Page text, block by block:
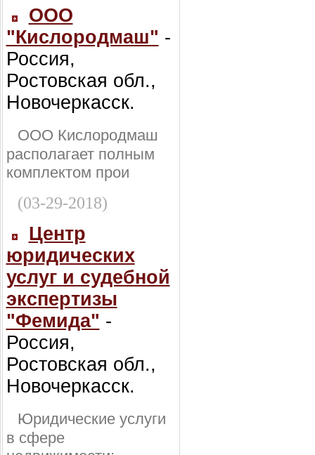
ООО
"Кислородмаш" -
Россия,
Ростовская обл.,
Новочеркасск.
ООО Кислородмаш
располагает полным
комплектом прои
(03-29-2018)
Центр
юридических
услуг и судебной
экспертизы
"Фемида" -
Россия,
Ростовская обл.,
Новочеркасск.
Юридические услуги
в сфере